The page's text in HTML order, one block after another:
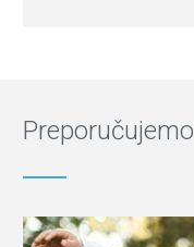
Preporučujemo